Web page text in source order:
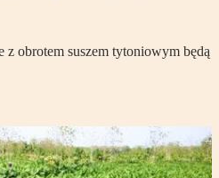
z obrotem suszem tytoniowym będą